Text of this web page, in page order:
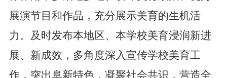
展演节目和作品，充分展示美育的生机活
力。及时发布本地区、本学校美育浸润新进
展、新成效，多角度深入宣传学校美育工
作，突出阜新特色，凝聚社会共识，营造全